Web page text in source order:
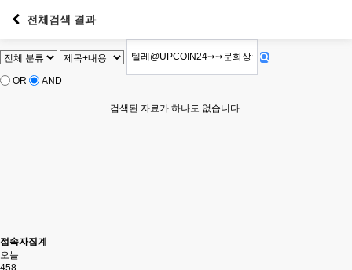
전체검색 결과
OR AND
검색된 자료가 하나도 없습니다.
접속자집계
오늘
458